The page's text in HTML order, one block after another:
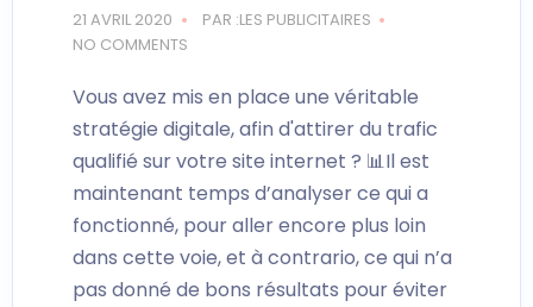
21 AVRIL 2020
PAR :LES PUBLICITAIRES
NO COMMENTS
Vous avez mis en place une véritable
stratégie digitale, afin d'attirer du trafic
qualifié sur votre site internet ? 📊Il est
maintenant temps d’analyser ce qui a
fonctionné, pour aller encore plus loin
dans cette voie, et à contrario, ce qui n’a
pas donné de bons résultats pour éviter